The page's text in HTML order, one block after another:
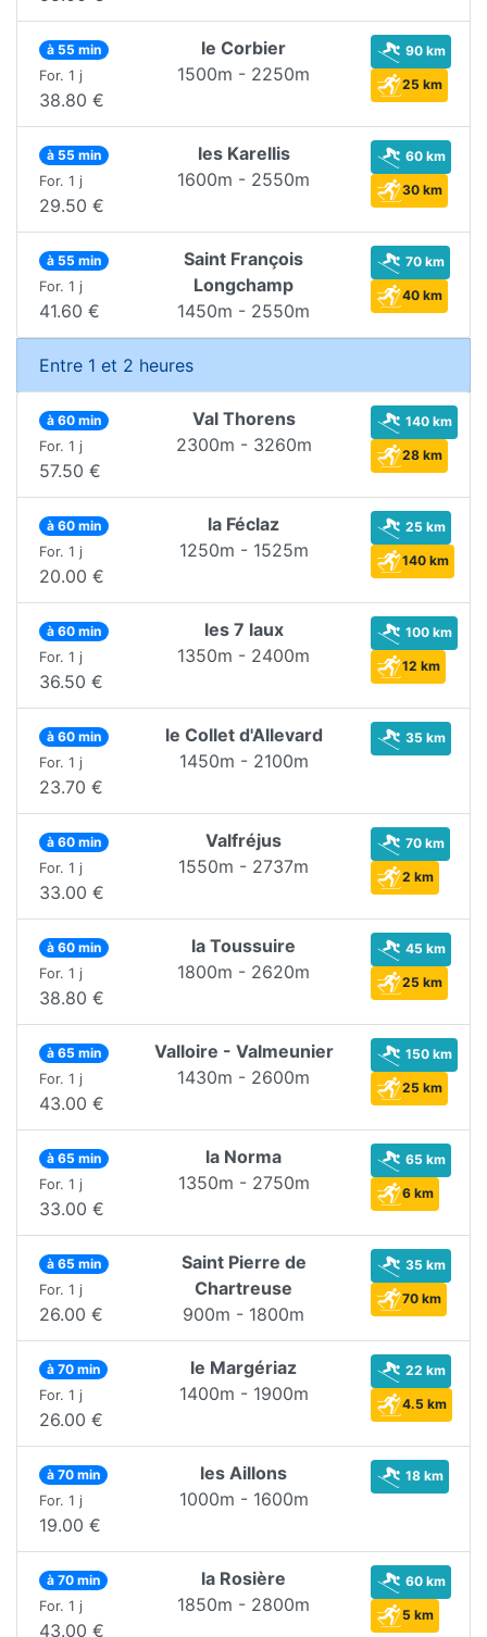
à 55 min
For. 1 j
38.80 €
le Corbier
1500m - 2250m
90 km
25 km
à 55 min
For. 1 j
29.50 €
les Karellis
1600m - 2550m
60 km
30 km
à 55 min
For. 1 j
41.60 €
Saint François
Longchamp
1450m - 2550m
70 km
40 km
Entre 1 et 2 heures
à 60 min
For. 1 j
57.50 €
Val Thorens
2300m - 3260m
140 km
28 km
à 60 min
For. 1 j
20.00 €
la Féclaz
1250m - 1525m
25 km
140 km
à 60 min
For. 1 j
36.50 €
les 7 laux
1350m - 2400m
100 km
12 km
à 60 min
For. 1 j
23.70 €
le Collet d'Allevard
1450m - 2100m
35 km
à 60 min
For. 1 j
33.00 €
Valfréjus
1550m - 2737m
70 km
2 km
à 60 min
For. 1 j
38.80 €
la Toussuire
1800m - 2620m
45 km
25 km
à 65 min
For. 1 j
43.00 €
Valloire - Valmeunier
1430m - 2600m
150 km
25 km
à 65 min
For. 1 j
33.00 €
la Norma
1350m - 2750m
65 km
6 km
à 65 min
For. 1 j
26.00 €
Saint Pierre de
Chartreuse
900m - 1800m
35 km
70 km
à 70 min
For. 1 j
26.00 €
le Margériaz
1400m - 1900m
22 km
4.5 km
à 70 min
For. 1 j
19.00 €
les Aillons
1000m - 1600m
18 km
à 70 min
For. 1 j
43.00 €
la Rosière
1850m - 2800m
60 km
5 km